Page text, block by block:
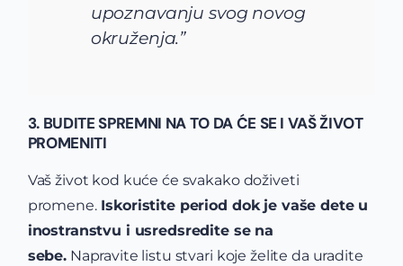
upoznavanju svog novog
okruženja.”
3. BUDITE SPREMNI NA TO DA ĆE SE I VAŠ ŽIVOT
PROMENITI
Vaš život kod kuće će svakako doživeti
promene.Iskoristite period dok je vaše dete u
inostranstvu i usredsredite se na
sebe. Napravite listu stvari koje želite da uradite